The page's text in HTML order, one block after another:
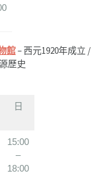
館– 西元1920年成立 /
歷史
日
15:00
–
18:00